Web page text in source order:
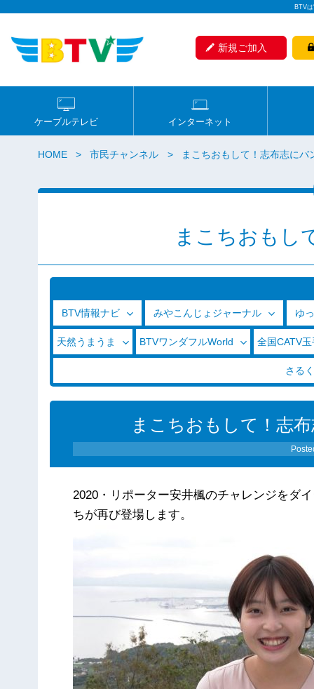
BTV
新規ご加入
ケーブルテレビ インターネット
HOME 市民チャンネル まこちおもして！志布志にバ
まこちおもし
BTV情報ナビ みやこんじょジャーナル ゆ
天然うまうま BTVワンダフルWorld 全国CATV
さる
まこちおもして！志
2020・リポーター安井楓のチャレンジをダ
ちが再び登場します。